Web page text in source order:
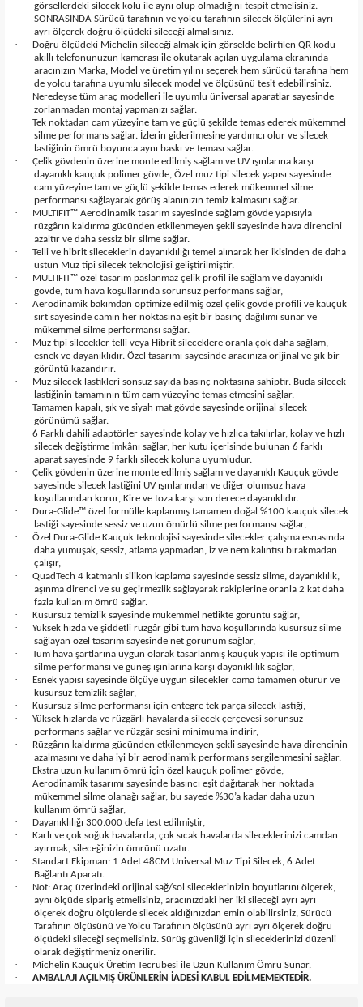
görsellerdeki silecek kolu ile aynı olup olmadığını tespit etmelisiniz.
SONRASINDA Sürücü tarafının ve yolcu tarafının silecek ölçülerini ayrı
ayrı ölçerek doğru ölçüdeki sileceği almalısınız.
·
Doğru ölçüdeki Michelin sileceği almak için görselde belirtilen QR kodu
akıllı telefonunuzun kamerası ile okutarak açılan uygulama ekranında
aracınızın Marka, Model ve üretim yılını seçerek hem sürücü tarafına hem
de yolcu tarafına uyumlu silecek model ve ölçüsünü tesit edebilirsiniz.
·
Neredeyse tüm araç modelleri ile uyumlu üniversal aparatlar sayesinde
zorlanmadan montaj yapmanızı sağlar.
·
Tek noktadan cam yüzeyine tam ve güçlü şekilde temas ederek mükemmel
silme performans sağlar. İzlerin giderilmesine yardımcı olur ve silecek
lastiğinin ömrü boyunca aynı baskı ve teması sağlar.
·
Çelik gövdenin üzerine monte edilmiş sağlam ve UV ışınlarına karşı
dayanıklı kauçuk polimer gövde, Özel muz tipi silecek yapısı sayesinde
cam yüzeyine tam ve güçlü şekilde temas ederek mükemmel silme
performansı sağlayarak görüş alanınızın temiz kalmasını sağlar.
·
MULTIFIT™ Aerodinamik tasarım sayesinde sağlam gövde yapısıyla
rüzgârın kaldırma gücünden etkilenmeyen şekli sayesinde hava direncini
azaltır ve daha sessiz bir silme sağlar.
·
Telli ve hibrit sileceklerin dayanıklılığı temel alınarak her ikisinden de daha
üstün Muz tipi silecek teknolojisi geliştirilmiştir.
·
MULTIFIT™ özel tasarım paslanmaz çelik profil ile sağlam ve dayanıklı
gövde, tüm hava koşullarında sorunsuz performans sağlar,
·
Aerodinamik bakımdan optimize edilmiş özel çelik gövde profili ve kauçuk
sırt sayesinde camın her noktasına eşit bir basınç dağılımı sunar ve
mükemmel silme performansı sağlar.
·
Muz tipi silecekler telli veya Hibrit sileceklere oranla çok daha sağlam,
esnek ve dayanıklıdır. Özel tasarımı sayesinde aracınıza orijinal ve şık bir
görüntü kazandırır.
·
Muz silecek lastikleri sonsuz sayıda basınç noktasına sahiptir. Buda silecek
lastiğinin tamamının tüm cam yüzeyine temas etmesini sağlar.
·
Tamamen kapalı, şık ve siyah mat gövde sayesinde orijinal silecek
görünümü sağlar.
·
6 Farklı dahili adaptörler sayesinde kolay ve hızlıca takılırlar, kolay ve hızlı
silecek değiştirme imkânı sağlar, her kutu içerisinde bulunan 6 farklı
aparat sayesinde 9 farklı silecek koluna uyumludur.
·
Çelik gövdenin üzerine monte edilmiş sağlam ve dayanıklı Kauçuk gövde
sayesinde silecek lastiğini UV ışınlarından ve diğer olumsuz hava
koşullarından korur, Kire ve toza karşı son derece dayanıklıdır.
·
Dura-Glide™ özel formülle kaplanmış tamamen doğal %100 kauçuk silecek
lastiği sayesinde sessiz ve uzun ömürlü silme performansı sağlar,
·
Özel Dura-Glide Kauçuk teknolojisi sayesinde silecekler çalışma esnasında
daha yumuşak, sessiz, atlama yapmadan, iz ve nem kalıntısı bırakmadan
çalışır,
·
QuadTech 4 katmanlı silikon kaplama sayesinde sessiz silme, dayanıklılık,
aşınma direnci ve su geçirmezlik sağlayarak rakiplerine oranla 2 kat daha
fazla kullanım ömrü sağlar.
· Kusursuz temizlik sayesinde mükemmel netlikte görüntü sağlar,
·
Yüksek hızda ve şiddetli rüzgâr gibi tüm hava koşullarında kusursuz silme
sağlayan özel tasarım sayesinde net görünüm sağlar,
·
Tüm hava şartlarına uygun olarak tasarlanmış kauçuk yapısı ile optimum
silme performansı ve güneş ışınlarına karşı dayanıklılık sağlar,
·
Esnek yapısı sayesinde ölçüye uygun silecekler cama tamamen oturur ve
kusursuz temizlik sağlar,
· Kusursuz silme performansı için entegre tek parça silecek lastiği,
·
Yüksek hızlarda ve rüzgârlı havalarda silecek çerçevesi sorunsuz
performans sağlar ve rüzgâr sesini minimuma indirir,
·
Rüzgârın kaldırma gücünden etkilenmeyen şekli sayesinde hava direncinin
azalmasını ve daha iyi bir aerodinamik performans sergilenmesini sağlar.
· Ekstra uzun kullanım ömrü için özel kauçuk polimer gövde,
·
Aerodinamik tasarımı sayesinde basıncı eşit dağıtarak her noktada
mükemmel silme olanağı sağlar, bu sayede %30’a kadar daha uzun
kullanım ömrü sağlar,
· Dayanıklılığı 300.000 defa test edilmiştir,
·
Karlı ve çok soğuk havalarda, çok sıcak havalarda sileceklerinizi camdan
ayırmak, sileceğinizin ömrünü uzatır.
·
Standart Ekipman: 1 Adet 48CM Universal Muz Tipi Silecek, 6 Adet
Bağlantı Aparatı.
·
Not: Araç üzerindeki orijinal sağ/sol sileceklerinizin boyutlarını ölçerek,
aynı ölçüde sipariş etmelisiniz, aracınızdaki her iki sileceği ayrı ayrı
ölçerek doğru ölçülerde silecek aldığınızdan emin olabilirsiniz, Sürücü
Tarafının ölçüsünü ve Yolcu Tarafının ölçüsünü ayrı ayrı ölçerek doğru
ölçüdeki sileceği seçmelisiniz. Sürüş güvenliği için sileceklerinizi düzenli
olarak değiştirmeniz önerilir.
· Michelin Kauçuk Üretim Tecrübesi ile Uzun Kullanım Ömrü Sunar.
· AMBALAJI AÇILMIŞ ÜRÜNLERİN İADESİ KABUL EDİLMEMEKTEDİR.